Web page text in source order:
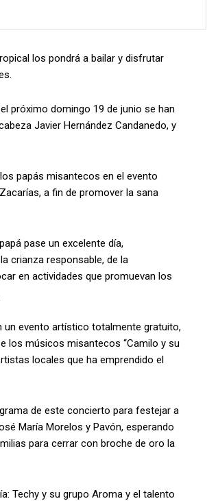
los pondrá a bailar y disfrutar
próximo domingo 19 de junio se han
Javier Hernández Candanedo, y
papás misantecos en el evento
a fin de promover la sana
pase un excelente día,
crianza responsable, de la
en actividades que promuevan los
un evento artístico totalmente gratuito,
los músicos misantecos “Camilo y su
locales que ha emprendido el
de este concierto para festejar a
María Morelos y Pavón, esperando
para cerrar con broche de oro la
Techy y su grupo Aroma y el talento